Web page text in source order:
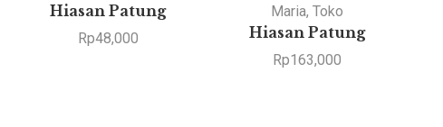
Hiasan Patung
Rp48,000
Maria, Toko
Hiasan Patung
Rp163,000